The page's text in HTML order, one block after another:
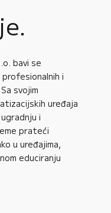
bavi se
i
svojim
uređaja
i
prateći
u uređajima,
educiranju